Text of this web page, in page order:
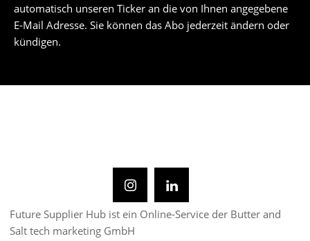
automatisch unseren Ticker an die von Ihnen angegebene
E-Mail Adresse. Sie können das Abo jederzeit ändern oder
kündigen.
Future Supplier Hub ist ein Online-Service der Butter and
Salt tech marketing GmbH